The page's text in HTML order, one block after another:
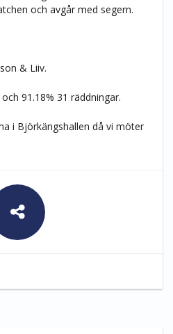
och avgår med segern.
& Liiv.
91.18% 31 räddningar.
i Björkängshallen då vi möter